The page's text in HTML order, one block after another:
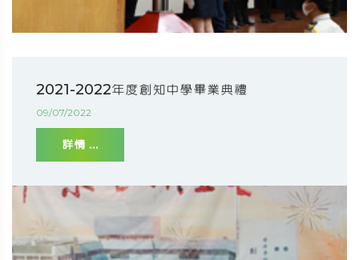
2021-2022年度創知中學畢業典禮
09/07/2022
詳情 ...